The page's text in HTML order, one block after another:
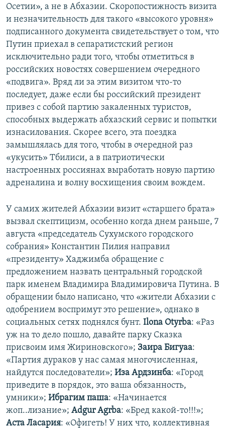
Осетии», а не в Абхазии. Скоропостижность визита
и незначительность для такого «высокого уровня»
подписанного документа свидетельствует о том, что
Путин приехал в сепаратистский регион
исключительно ради того, чтобы отметиться в
российских новостях совершением очередного
«подвига». Вряд ли за этим визитом что-то
последует, даже если бы российский президент
привез с собой партию закаленных туристов,
способных выдержать абхазский сервис и попытки
изнасилования. Скорее всего, эта поездка
замышлялась для того, чтобы в очередной раз
«укусить» Тбилиси, а в патриотически
настроенных россиянах выработать новую партию
адреналина и волну восхищения своим вождем.
У самих жителей Абхазии визит «старшего брата»
вызвал скептицизм, особенно когда днем раньше, 7
августа «председатель Сухумского городского
собрания» Константин Пилия направил
«президенту» Хаджимба обращение с
предложением назвать центральный городской
парк именем Владимира Владимировича Путина. В
обращении было написано, что «жители Абхазии с
одобрением воспримут это решение», однако в
социальных сетях поднялся бунт. Ilona Otyrba: «Раз
уж на то дело пошло, давайте парку Сказка
присвоим имя Жириновского»; Заира Бигуаа:
«Партия дураков у нас самая многочисленная,
найдутся последователи»; Иза Ардзинба: «Город
приведите в порядок, это ваша обязанность,
умники»; Ибрагим паша: «Начинается
жоп..лизание»; Adgur Agrba: «Бред какой-то!!!»;
Аста Ласария: «Офигеть! У них что, коллективная